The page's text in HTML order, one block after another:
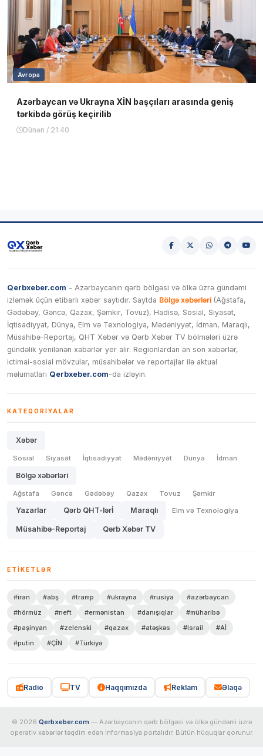
Avropa
Azərbaycan və Ukrayna XİN başçıları arasında geniş
tərkibdə görüş keçirilib
Dünən / 21:40
Qerbxeber.com – Azərbaycanın qərb bölgəsi və ölkə üzrə gündəmi
izləmək üçün etibarlı xəbər saytıdır. Saytda Bölgə xəbərləri (Ağstafa,
Gədəbəy, Gəncə, Qazax, Şəmkir, Tovuz), Hadisə, Sosial, Siyasət,
İqtisadiyyat, Dünya, Elm və Texnologiya, Mədəniyyət, İdman, Maraqlı,
Müsahibə-Reportaj, QHT Xəbər və Qərb Xəbər TV bölmələri üzrə
gündəlik yenilənən xəbərlər yer alır. Regionlardan ən son xəbərlər,
ictimai-sosial mövzular, müsahibələr və reportajlar ilə aktual
məlumatları Qerbxeber.com-da izləyin.
KATEQORIYALAR
Xəbər
Sosial Siyasət İqtisadiyyat Mədəniyyət Dünya İdman
Bölgə xəbərləri
Ağstafa Gəncə Gədəbəy Qazax Tovuz Şəmkir
Yazarlar Qərb QHT-lərİ Maraqlı Elm və Texnologiya
Müsahibə-Reportaj Qərb Xəbər TV
ETIKETLƏR
#iran #abş #tramp #ukrayna #rusiya
#azərbaycan
#hörmüz
#neft #ermənistan #danışıqlar
#müharibə
#paşinyan
#zelenski #qazax #atəşkəs #israil
#Aİ
#putin
#ÇİN #Türkiyə
Radio TV Haqqımızda Reklam Əlaqə
© 2026 Qerbxeber.com — Azərbaycanın qərb bölgəsi və ölkə gündəmi üzrə
operativ xəbərlər təqdim edən informasiya portalıdır. Bütün hüquqlar qorunur.